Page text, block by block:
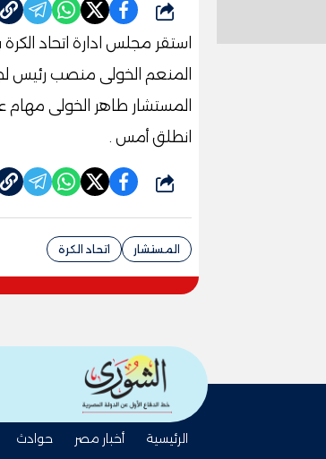
شارك
استقر مجلس ادارة اتحاد
المنعم الخولى منصب رئيس
انطلق أمس .
شارك
المستشار اتحاد الكرة
الرئيسية أخبار مصر حوادث